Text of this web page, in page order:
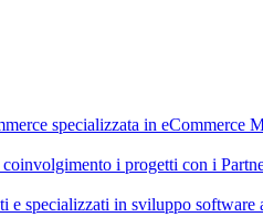
specializzata in eCommerce
i progetti con i
e specializzati in sviluppo software